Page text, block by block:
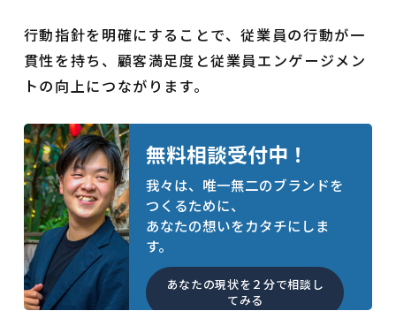
行動指針を明確にすることで、従業員の行動が一
貫性を持ち、顧客満足度と従業員エンゲージメン
トの向上につながります。
無料相談受付中！
我々は、唯一無二のブランドを
つくるために、
あなたの想いをカタチにしま
す。
あなたの現状を２分で相談し
てみる